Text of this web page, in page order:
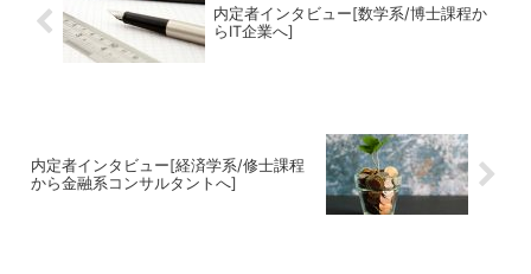
内定者インタビュー[数学系/博士課程か
らIT企業へ]
内定者インタビュー[経済学系/修士課程
から金融系コンサルタントへ]